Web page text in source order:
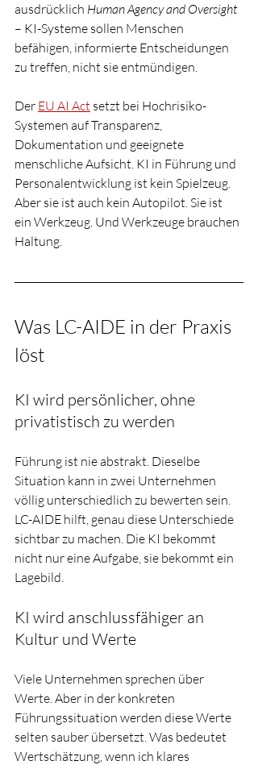
ausdrücklich Human Agency and Oversight
– KI-Systeme sollen Menschen
befähigen, informierte Entscheidungen
zu treffen, nicht sie entmündigen.
Der EU AI Act setzt bei Hochrisiko-
Systemen auf Transparenz,
Dokumentation und geeignete
menschliche Aufsicht. KI in Führung und
Personalentwicklung ist kein Spielzeug.
Aber sie ist auch kein Autopilot. Sie ist
ein Werkzeug. Und Werkzeuge brauchen
Haltung.
Was LC-AIDE in der Praxis
löst
KI wird persönlicher, ohne
privatistisch zu werden
Führung ist nie abstrakt. Dieselbe
Situation kann in zwei Unternehmen
völlig unterschiedlich zu bewerten sein.
LC-AIDE hilft, genau diese Unterschiede
sichtbar zu machen. Die KI bekommt
nicht nur eine Aufgabe, sie bekommt ein
Lagebild.
KI wird anschlussfähiger an
Kultur und Werte
Viele Unternehmen sprechen über
Werte. Aber in der konkreten
Führungssituation werden diese Werte
selten sauber übersetzt. Was bedeutet
Wertschätzung, wenn ich klares